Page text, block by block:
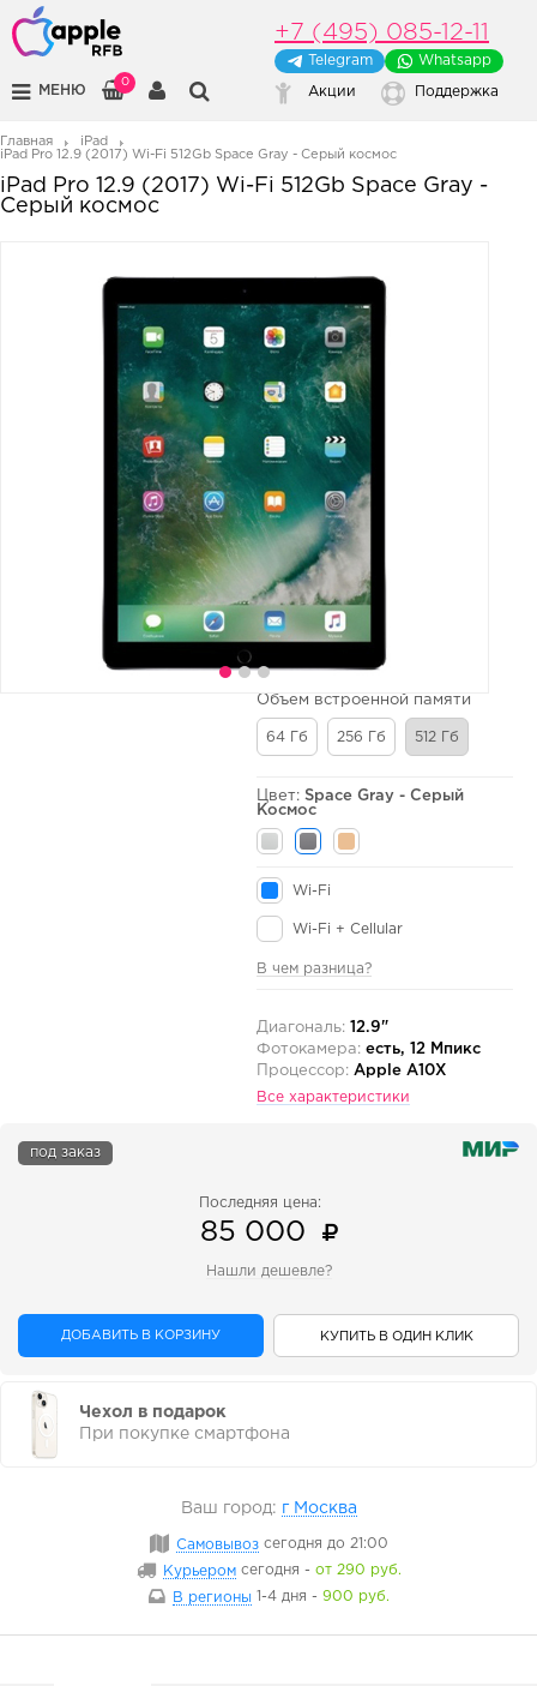
МЕНЮ
0
+7 (495) 085-12-11
Telegram Whatsapp
Акции Поддержка
Главная
iPad
iPad Pro 12.9 (2017) Wi-Fi 512Gb Space Gray - Серый космос
iPad Pro 12.9 (2017) Wi-Fi 512Gb Space Gray -
Серый космос
Объем встроенной памяти
64 Гб 256 Гб 512 Гб
Цвет: Space Gray - Серый
Космос
Wi-Fi
Wi-Fi + Cellular
В чем разница?
Диагональ:
12.9"
Фотокамера: есть, 12 Мпикс
Процессор: Apple A10X
Все характеристики
под заказ
Последняя цена:
85 000
Нашли дешевле?
ДОБАВИТЬ В КОРЗИНУ КУПИТЬ В ОДИН КЛИК
Чехол в подарок
При покупке смартфона
Ваш город: г Москва
Самовывоз сегодня до 21:00
Курьером сегодня - от 290 руб.
В регионы
1-4 дня - 900 руб.